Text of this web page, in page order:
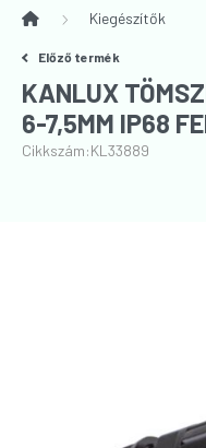
Kiegészítők
Előző termék
KANLUX
6-7,5MM IP68
Cikkszám:KL33889